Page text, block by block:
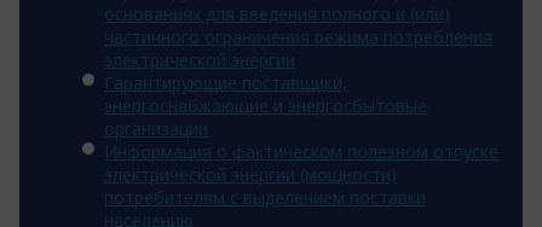
основаниях для введения полного и (или)
частичного ограничения режима потребления
электрической энергии
Гарантирующие поставщики,
энергоснабжающие и энергосбытовые
организации
Информация о фактическом полезном отпуске
электрической энергии (мощности)
потребителям с выделением поставки
населению